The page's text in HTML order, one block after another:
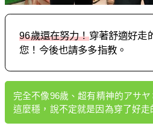
96歲還在努力！穿著舒適好走
您！今後也請多多指教。
完全不像96歲、超有精神的アサヤ
這麼穩，說不定就是因為穿了好走